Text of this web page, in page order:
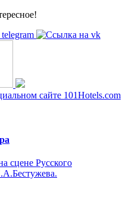
сцене Русского